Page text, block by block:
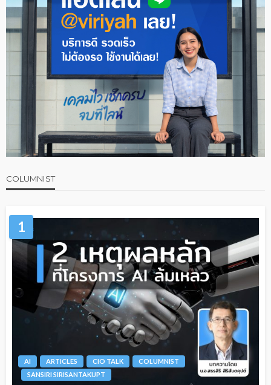
COLUMNIST
1
AI ARTICLES CIO TALK
COLUMNIST
SANSIRI SIRISANTAKUPT